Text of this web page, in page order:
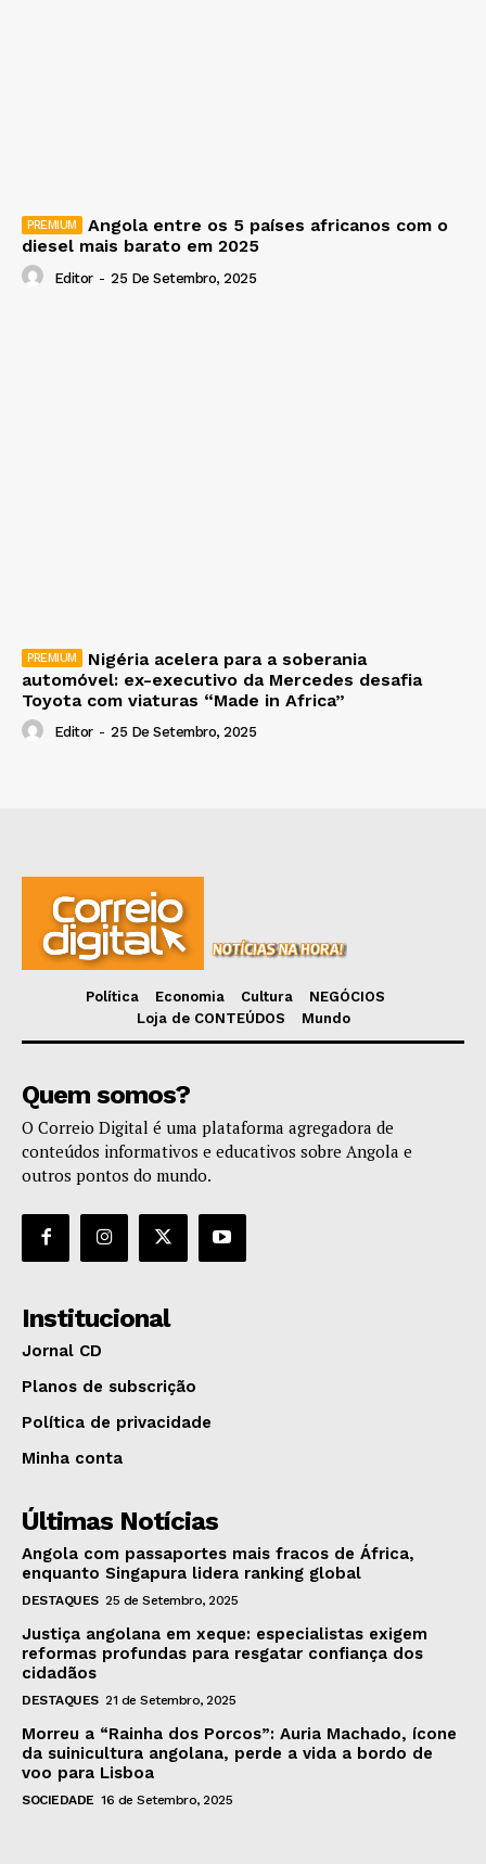
Angola entre os 5 países africanos com o
diesel mais barato em 2025
Editor - 25 De Setembro, 2025
Nigéria acelera para a soberania
automóvel: ex-executivo da Mercedes desafia
Toyota com viaturas “Made in Africa”
Editor - 25 De Setembro, 2025
Política Economia Cultura
NEGÓCIOS
Loja de CONTEÚDOS
Mundo
Quem somos?
O Correio Digital é uma plataforma agregadora de
conteúdos informativos e educativos sobre Angola e
outros pontos do mundo.
Institucional
Jornal CD
Planos de subscrição
Política de privacidade
Minha conta
Últimas Notícias
Angola com passaportes mais fracos de África,
enquanto Singapura lidera ranking global
DESTAQUES 25 de Setembro, 2025
Justiça angolana em xeque: especialistas exigem
reformas profundas para resgatar confiança dos
cidadãos
DESTAQUES 21 de Setembro, 2025
Morreu a “Rainha dos Porcos”: Auria Machado, ícone
da suinicultura angolana, perde a vida a bordo de
voo para Lisboa
SOCIEDADE 16 de Setembro, 2025